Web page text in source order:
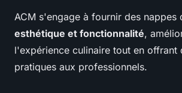
ACM s'engage à fournir des nappes
esthétique et fonctionnalité,
l'expérience culinaire tout en offrant
pratiques aux professionnels.